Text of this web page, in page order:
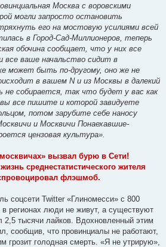
Москва с воровскими
могли запросто остановить
его на мостовую усилиями всей
в Город-Сад-Миллионеров, теперь
обочина сообщает, что у них все
все ваше начальство сидит в
может быть по-другому, оно же не
в вашем N и из Москвы в далекий
не собирается, так что будет у вас как
все пишите и которой завидуете
потом зарубите себе наносу
и Москвичи Понаехавшие-
цензовая культура».
вызвал бурю в Сети!
среднестатистического жителя
флэшмоб.
соцсети Twitter «Глиномесси» с 800
в регионах люди не живут, а существуют
2,5 тысячи лайков. Вдохновленный этим
сообщив, что провинциалы не работают,
грозит голодная смерть. «Я не утрирую»,